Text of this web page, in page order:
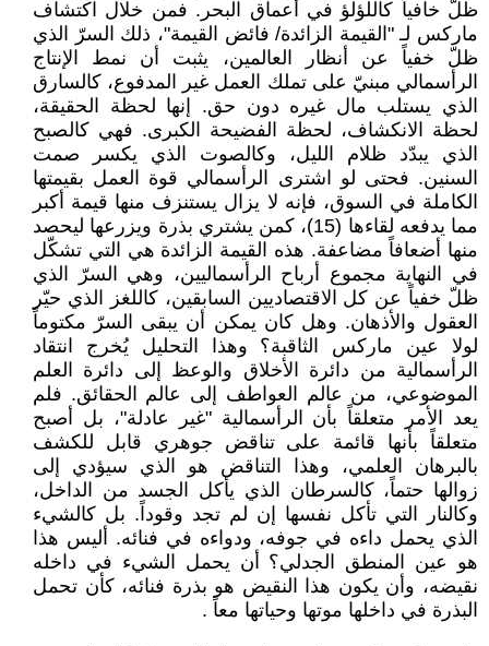
ظلّ خافياً كاللؤلؤ في أعماق البحر. فمن خلال اكتشاف
ماركس لـ "القيمة الزائدة/ فائض القيمة"، ذلك السرّ الذي
ظلّ خفياً عن أنظار العالمين، يثبت أن نمط الإنتاج
الرأسمالي مبنيّ على تملك العمل غير المدفوع، كالسارق
الذي يستلب مال غيره دون حق. إنها لحظة الحقيقة،
لحظة الانكشاف، لحظة الفضيحة الكبرى. فهي كالصبح
الذي يبدّد ظلام الليل، وكالصوت الذي يكسر صمت
السنين. فحتى لو اشترى الرأسمالي قوة العمل بقيمتها
الكاملة في السوق، فإنه لا يزال يستنزف منها قيمة أكبر
مما يدفعه لقاءها (15)، كمن يشتري بذرة ويزرعها ليحصد
منها أضعافاً مضاعفة. هذه القيمة الزائدة هي التي تشكّل
في النهاية مجموع أرباح الرأسماليين، وهي السرّ الذي
ظلّ خفياً عن كل الاقتصاديين السابقين، كاللغز الذي حيّر
العقول والأذهان. وهل كان يمكن أن يبقى السرّ مكتوماً
لولا عين ماركس الثاقبة؟ وهذا التحليل يُخرج انتقاد
الرأسمالية من دائرة الأخلاق والوعظ إلى دائرة العلم
الموضوعي، من عالم العواطف إلى عالم الحقائق. فلم
يعد الأمر متعلقاً بأن الرأسمالية "غير عادلة"، بل أصبح
متعلقاً بأنها قائمة على تناقض جوهري قابل للكشف
بالبرهان العلمي، وهذا التناقض هو الذي سيؤدي إلى
زوالها حتماً، كالسرطان الذي يأكل الجسد من الداخل،
وكالنار التي تأكل نفسها إن لم تجد وقوداً. بل كالشيء
الذي يحمل داءه في جوفه، ودواءه في فنائه. أليس هذا
هو عين المنطق الجدلي؟ أن يحمل الشيء في داخله
نقيضه، وأن يكون هذا النقيض هو بذرة فنائه، كأن تحمل
البذرة في داخلها موتها وحياتها معاً .